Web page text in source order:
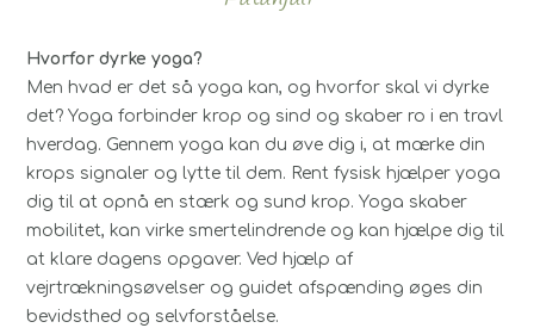
Hvorfor dyrke yoga?
Men hvad er det så yoga kan, og hvorfor skal vi dyrke
det? Yoga forbinder krop og sind og skaber ro i en travl
hverdag. Gennem yoga kan du øve dig i, at mærke din
krops signaler og lytte til dem. Rent fysisk hjælper yoga
dig til at opnå en stærk og sund krop. Yoga skaber
mobilitet, kan virke smertelindrende og kan hjælpe dig til
at klare dagens opgaver. Ved hjælp af
vejrtrækningsøvelser og guidet afspænding øges din
bevidsthed og selvforståelse.